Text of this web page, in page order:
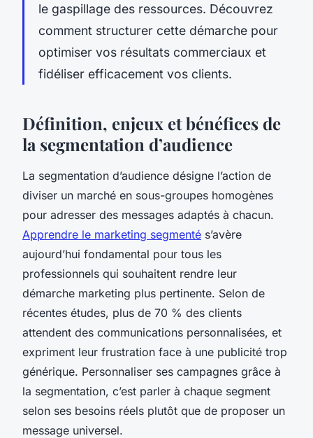
le gaspillage des ressources. Découvrez
comment structurer cette démarche pour
optimiser vos résultats commerciaux et
fidéliser efficacement vos clients.
Définition, enjeux et bénéfices de
la segmentation d’audience
La segmentation d’audience désigne l’action de
diviser un marché en sous-groupes homogènes
pour adresser des messages adaptés à chacun.
Apprendre le marketing segmenté s’avère
aujourd’hui fondamental pour tous les
professionnels qui souhaitent rendre leur
démarche marketing plus pertinente. Selon de
récentes études, plus de 70 % des clients
attendent des communications personnalisées, et
expriment leur frustration face à une publicité trop
générique. Personnaliser ses campagnes grâce à
la segmentation, c’est parler à chaque segment
selon ses besoins réels plutôt que de proposer un
message universel.